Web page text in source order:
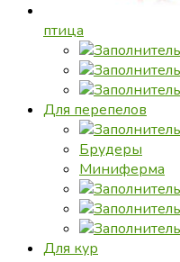
птица
Для перепелов
Брудеры
Миниферма
Для кур